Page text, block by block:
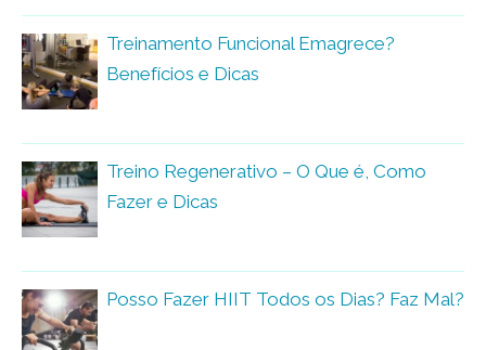
Treinamento Funcional Emagrece?
Benefícios e Dicas
Treino Regenerativo – O Que é, Como
Fazer e Dicas
Posso Fazer HIIT Todos os Dias? Faz Mal?